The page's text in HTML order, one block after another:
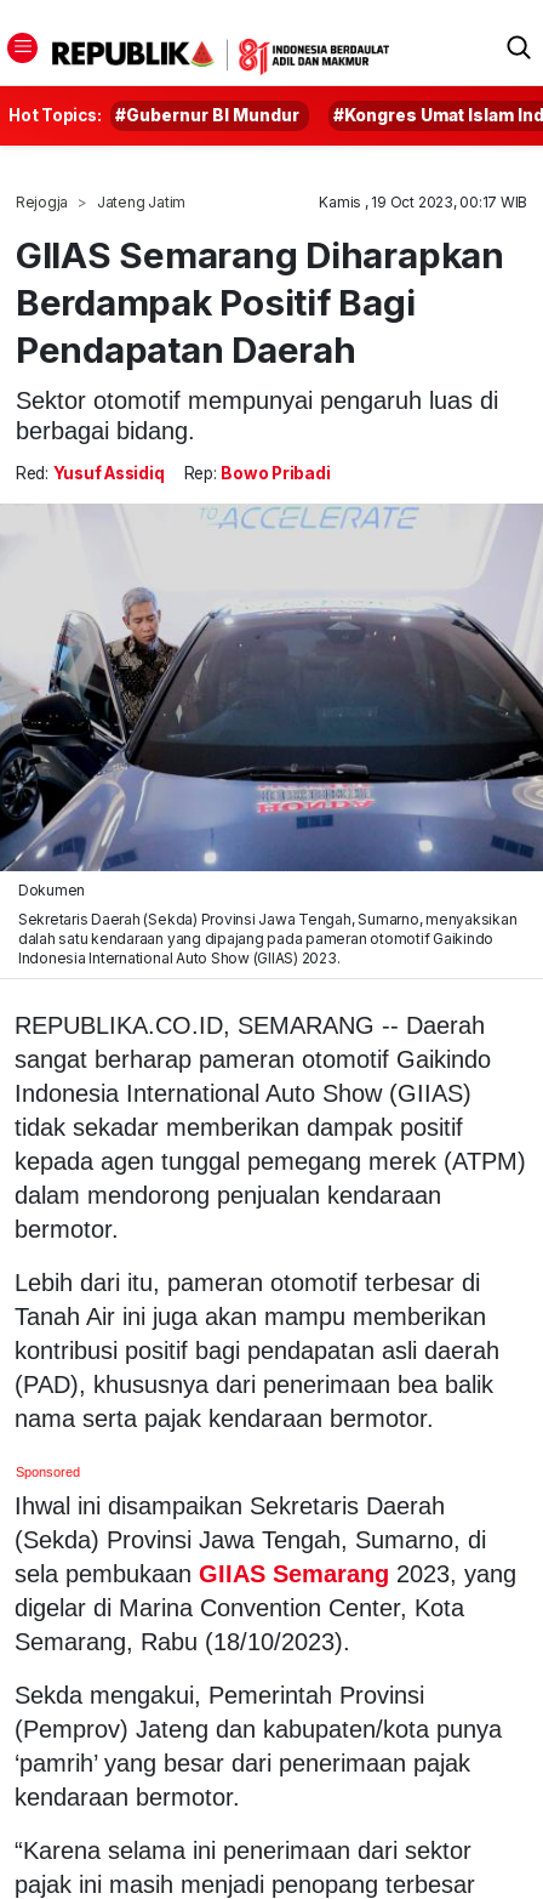
Hot Topics: #Gubernur BI Mundur #Kongres Umat Islam
Rejogja Jateng Jatim Kamis , 19 Oct 2023, 00:17 WIB
GIIAS Semarang Diharapkan
Berdampak Positif Bagi
Pendapatan Daerah
Sektor otomotif mempunyai pengaruh luas di
berbagai bidang.
Red: Yusuf Assidiq Rep: Bowo Pribadi
Dokumen
Sekretaris Daerah (Sekda) Provinsi Jawa Tengah, Sumarno, menyaksikan
dalah satu kendaraan yang dipajang pada pameran otomotif Gaikindo
Indonesia International Auto Show (GIIAS) 2023.
REPUBLIKA.CO.ID, SEMARANG -- Daerah
sangat berharap pameran otomotif Gaikindo
Indonesia International Auto Show (GIIAS)
tidak sekadar memberikan dampak positif
kepada agen tunggal pemegang merek (ATPM)
dalam mendorong penjualan kendaraan
bermotor.
Lebih dari itu, pameran otomotif terbesar di
Tanah Air ini juga akan mampu memberikan
kontribusi positif bagi pendapatan asli daerah
(PAD), khususnya dari penerimaan bea balik
nama serta pajak kendaraan bermotor.
Sponsored
Ihwal ini disampaikan Sekretaris Daerah
(Sekda) Provinsi Jawa Tengah, Sumarno, di
sela pembukaan GIIAS Semarang 2023, yang
digelar di Marina Convention Center, Kota
Semarang, Rabu (18/10/2023).
Sekda mengakui, Pemerintah Provinsi
(Pemprov) Jateng dan kabupaten/kota punya
‘pamrih’ yang besar dari penerimaan pajak
kendaraan bermotor.
“Karena selama ini penerimaan dari sektor
pajak ini masih menjadi penopang terbesar